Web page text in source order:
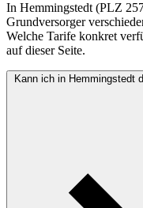
In Hemmingstedt (PLZ
Grundversorger
Welche Tarife konkret
auf dieser Seite.
Kann ich in Hemmingstedt